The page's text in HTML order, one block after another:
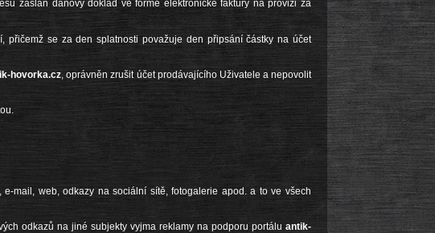
zaslán daňový doklad ve formě elektronické faktury na provizi za
se za den splatnosti považuje den připsání částky na účet
hovorka.cz, oprávněn zrušit účet prodávajícího Uživatele a nepovolit
mail, web, odkazy na sociální sítě, fotogalerie apod. a to ve všech
odkazů na jiné subjekty vyjma reklamy na podporu portálu antik-